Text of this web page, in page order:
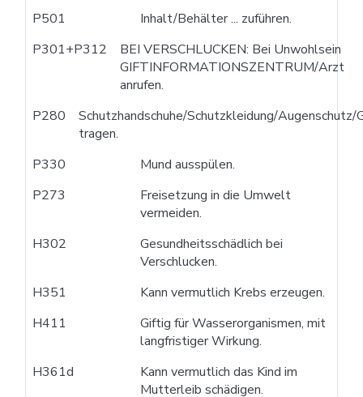
P501
Inhalt/Behälter ... zuführen.
P301+P312
BEI VERSCHLUCKEN: Bei Unwohlsein
GIFTINFORMATIONSZENTRUM/Arzt
anrufen.
P280
Schutzhandschuhe/Schutzkleidung/Augenschutz/
tragen.
P330
Mund ausspülen.
P273
Freisetzung in die Umwelt
vermeiden.
H302
Gesundheitsschädlich bei
Verschlucken.
H351
Kann vermutlich Krebs erzeugen.
H411
Giftig für Wasserorganismen, mit
langfristiger Wirkung.
H361d
Kann vermutlich das Kind im
Mutterleib schädigen.